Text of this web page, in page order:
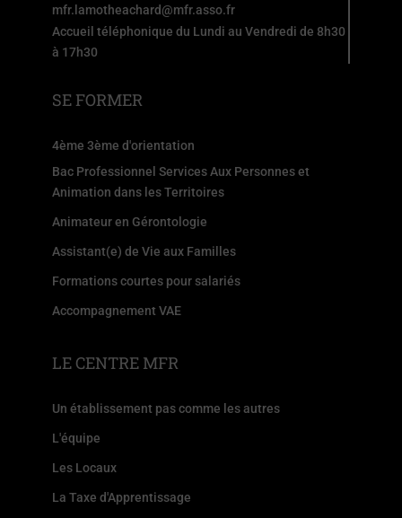
mfr.lamotheachard@mfr.asso.fr
Accueil téléphonique du Lundi au Vendredi de 8h30
à 17h30
SE FORMER
4ème 3ème d'orientation
Bac Professionnel Services Aux Personnes et
Animation dans les Territoires
Animateur en Gérontologie
Assistant(e) de Vie aux Familles
Formations courtes pour salariés
Accompagnement VAE
LE CENTRE MFR
Un établissement pas comme les autres
L'équipe
Les Locaux
La Taxe d'Apprentissage